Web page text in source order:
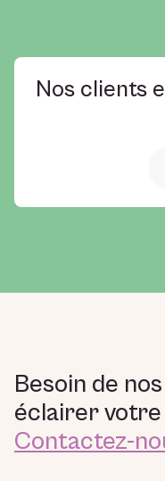
Besoin de
éclairer votre
Contactez-
Nos clients